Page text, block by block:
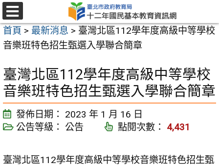
跳
至
主
要
內
容
區
選
單
首頁 > 最新消息 > 臺灣北區112學年度高級中等學校
音樂班特色招生甄選入學聯合簡章
臺灣北區112學年度高級中等學校
音樂班特色招生甄選入學聯合簡章
發佈日期：
2023 年 1 月 16 日
公告等級：
公告 點閱次數： 4,431
臺灣北區112學年度高級中等學校音樂班特色招生甄